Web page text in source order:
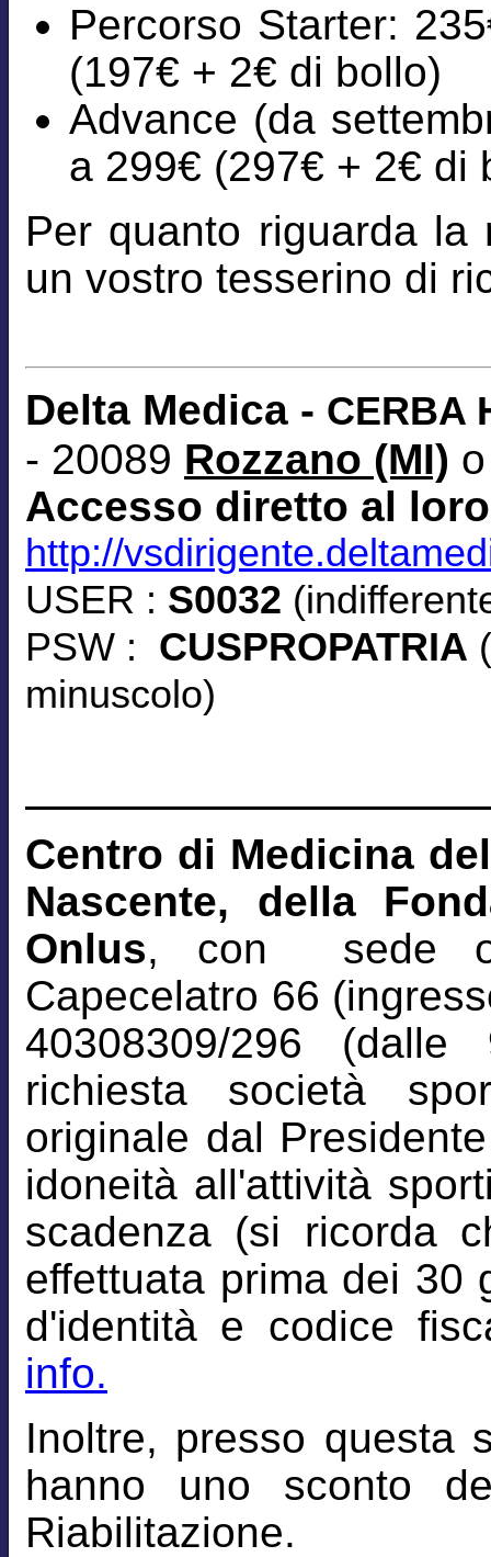
Percorso Starter:
(197€ + 2€ di bollo)
Advance (da
a 299€ (297€ + 2€ di
Per quanto riguarda la
un vostro tesserino di
Delta Medica - CERBA
- 20089 Rozzano (MI)
Accesso diretto al
http://
USER : S0032
PSW : CUSPROPATRIA
minuscolo)
Centro di Medicina
Nascente, della
Onlus, con sede
Capecelatro 66
40308309/296
richiesta società
originale dal
idoneità all'attività
scadenza (si ricorda
effettuata prima dei 30
d'identità e codice
info.
Inoltre, presso questa
hanno uno sconto
Riabilitazione.